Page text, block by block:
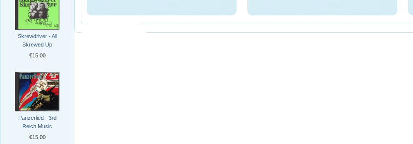
Skrewdriver - All
Skrewed Up
€15.00
Panzerlied - 3rd
Reich Music
€15.00